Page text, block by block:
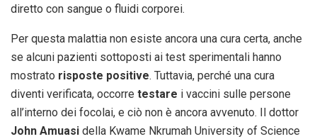
diretto con sangue o fluidi corporei.
Per questa malattia non esiste ancora una cura certa, anche
se alcuni pazienti sottoposti ai test sperimentali hanno
mostrato risposte positive. Tuttavia, perché una cura
diventi verificata, occorre testare i vaccini sulle persone
all’interno dei focolai, e ciò non è ancora avvenuto. Il dottor
John Amuasi della Kwame Nkrumah University of Science